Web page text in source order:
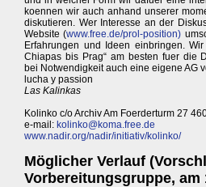
koennen wir auch anhand unserer
diskutieren. Wer Interesse an der
Website (www.free.de/prol-position)
Erfahrungen und Ideen einbringen.
Chiapas bis Prag“ am besten fuer die
bei Notwendigkeit auch eine eigene AG
lucha y passion
Las Kalinkas
Kolinko c/o Archiv Am Foerderturm 27
e-mail: kolinko@koma.free.de
www.nadir.org/nadir/initiativ/kolinko/
Möglicher Verlauf
Vorbereitungsgruppe, am